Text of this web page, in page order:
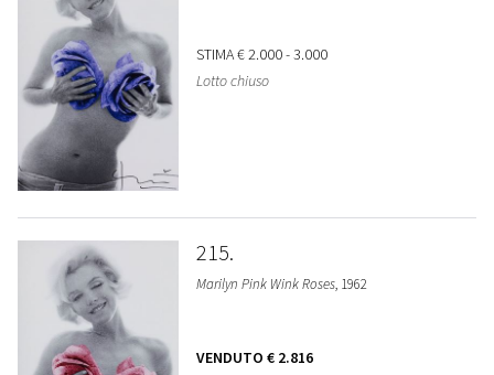
STIMA€ 2.000 - 3.000
Lotto chiuso
215
Marilyn Pink Wink Roses, 1962
VENDUTO € 2.816